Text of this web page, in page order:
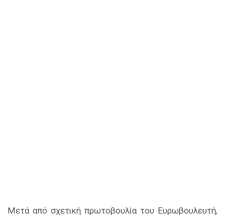
Μετά από σχετική πρωτοβουλία του Ευρωβουλευτή,